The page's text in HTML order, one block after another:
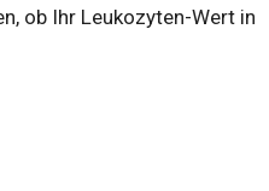
ob Ihr Leukozyten-Wert in